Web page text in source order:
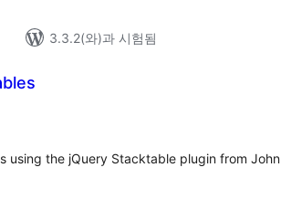
3.3.2(와)과 시험됨
using the jQuery Stacktable plugin from John